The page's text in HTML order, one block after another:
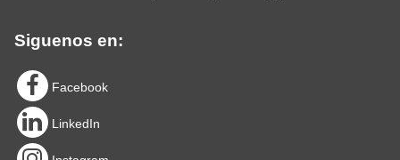
Siguenos en:
Facebook
LinkedIn